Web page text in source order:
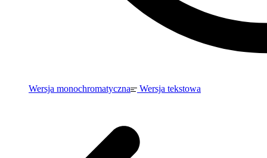
Wersja monochromatyczna Wersja tekstowa